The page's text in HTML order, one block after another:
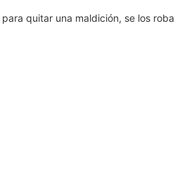
quitar una maldición, se los